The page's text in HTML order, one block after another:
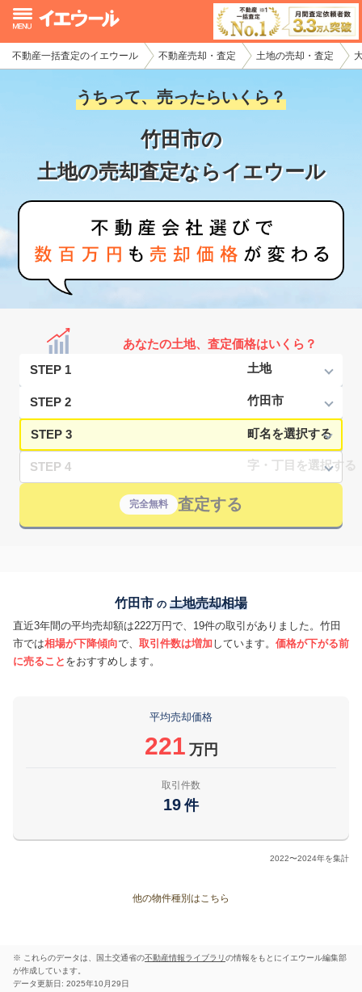
不動産一括査定のイエウール 不動産売却・査定 土地の売却・査定
うちって、売ったらいくら？
竹田市の
土地の売却査定ならイエウール
あなたの土地、査定価格はいくら？
STEP 1
STEP 2
STEP 3
STEP 4
完全無料 査定する
竹田市 の 土地売却相場
直近3年間の平均売却額は222万円で、19件の取引がありました。竹田
市では相場が下降傾向で、 取引件数は増加しています。 価格が下がる前
に売ること をおすすめします。
平均売却価格
221 万円
取引件数
19 件
2022〜2024年を集計
他の物件種別はこちら
※ これらのデータは、国土交通省の不動産情報ライブラリの情報をもとにイエウール編集部
が作成しています。
データ更新日: 2025年10月29日
イエウール加盟希望の不動産会社様
初めての方へ
不動産の売却・一括査定
家査定シミュレーター
お問い合わせ